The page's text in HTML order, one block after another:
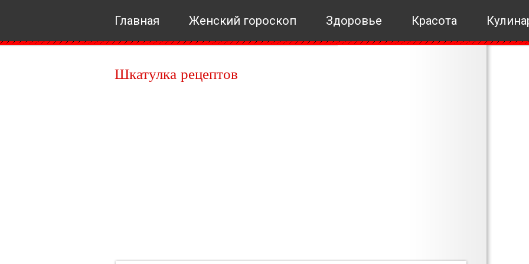
Главная Женский гороскоп Здоровье Красота
Шкатулка рецептов